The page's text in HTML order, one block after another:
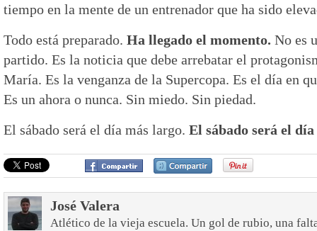
tiempo en la mente de un entrenador que ha sido
Todo está preparado. Ha llegado el momento. No es
partido. Es la noticia que debe arrebatar el
María. Es la venganza de la Supercopa. Es el día en
Es un ahora o nunca. Sin miedo. Sin piedad.
El sábado será el día más largo. El sábado será el día
José Valera
Atlético de la vieja escuela. Un gol de rubio, una